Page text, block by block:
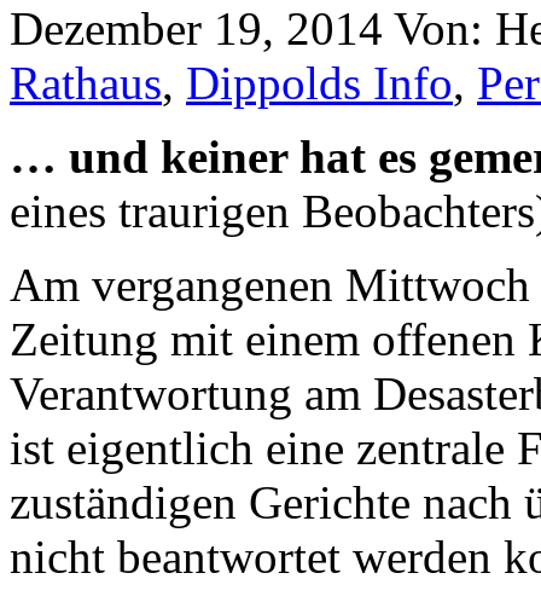
Dezember 19, 2014 Von:
Rathaus, Dippolds Info,
… und keiner hat es
eines traurigen
Am vergangenen Mittwoch
Zeitung mit einem offenen
Verantwortung am
ist eigentlich eine zentrale
zuständigen Gerichte nach
nicht beantwortet werden